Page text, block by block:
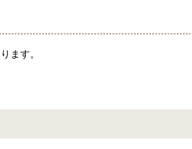
ます。